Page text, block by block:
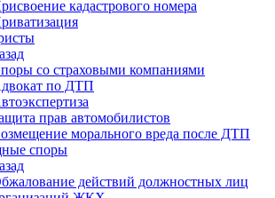
кадастрового номера
со страховыми компаниями
по ДТП
прав автомобилистов
морального вреда после ДТП
споры
действий должностных лиц